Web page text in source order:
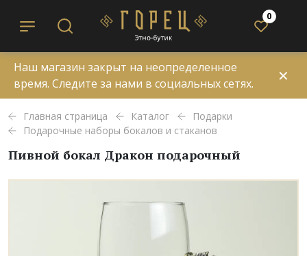
0
Наш магазин закрыт на неопределенное
время. Следите за нами в социальных сетях.
✕
Главная страница Каталог
Подарки
Подарочные наборы бокалов и стаканов
Пивной бокал Дракон подарочный